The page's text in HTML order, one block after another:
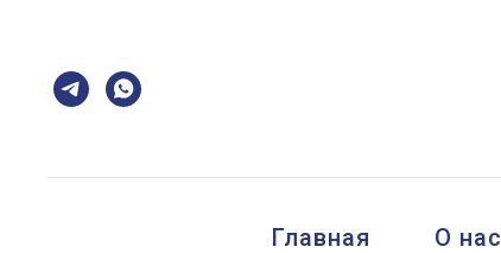
Главная О нас